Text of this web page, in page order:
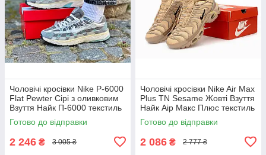
Чоловічі кросівки Nike P-6000
Flat Pewter Сірі з оливковим
Взуття Найк П-6000 текстиль
сітка повсякденні демісезон
Готово до відправки
2 246 ₴ 3 005 ₴
Чоловічі кросівки Nike Air Max
Plus TN Sesame Жовті Взуття
Найк Аір Макс Плюс текстиль
шкіра демісезон
Готово до відправки
2 086 ₴ 2 777 ₴